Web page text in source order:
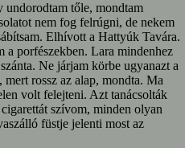
undorodtam tőle, mondtam
nem fog felrúgni, de nekem
Elhívott a Hattyúk Tavára.
porfészekben. Lara mindenhez
Ne járjam körbe ugyanazt a
rossz az alap, mondta. Ma
volt felejteni. Azt tanácsolták
szívom, minden olyan
füstje jelenti most az